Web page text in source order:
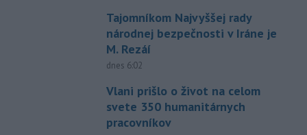
Tajomníkom Najvyššej rady
národnej bezpečnosti v Iráne je
M. Rezáí
dnes 6:02
Vlani prišlo o život na celom
svete 350 humanitárnych
pracovníkov